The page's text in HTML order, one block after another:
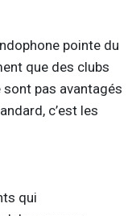
pointe du
que des clubs
pas avantagés
c’est les
qui